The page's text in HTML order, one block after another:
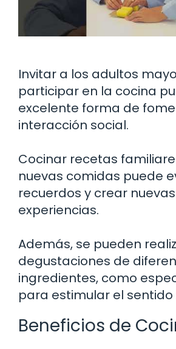
Invitar a los adultos
participar en la cocina
excelente forma de
interacción social.
Cocinar recetas
nuevas comidas puede
recuerdos y crear nuevas
experiencias.
Además, se pueden
degustaciones de
ingredientes, como
para estimular el sentido
Beneficios de